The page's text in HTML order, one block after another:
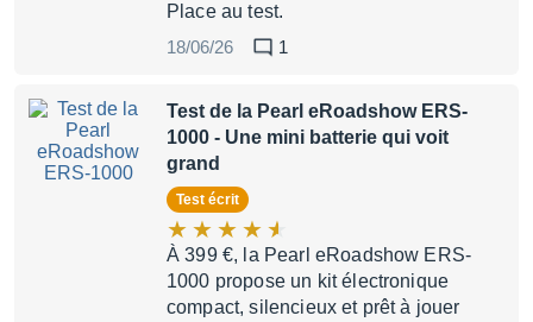
Place au test.
18/06/26
1
Test de la Pearl eRoadshow ERS-
1000 - Une mini batterie qui voit
grand
Test écrit
À 399 €, la Pearl eRoadshow ERS-
1000 propose un kit électronique
compact, silencieux et prêt à jouer